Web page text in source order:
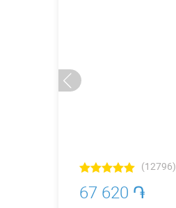
(12796)
67 620 ֏